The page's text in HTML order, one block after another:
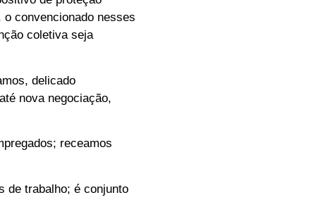
convencionado nesses
coletiva seja
delicado
nova negociação,
receamos
de trabalho; é conjunto